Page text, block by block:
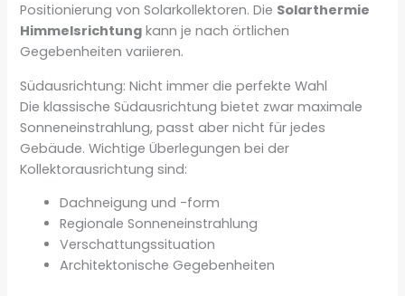
Positionierung von Solarkollektoren. Die Solarthermie
Himmelsrichtung kann je nach örtlichen
Gegebenheiten variieren.
Südausrichtung: Nicht immer die perfekte Wahl
Die klassische Südausrichtung bietet zwar maximale
Sonneneinstrahlung, passt aber nicht für jedes
Gebäude. Wichtige Überlegungen bei der
Kollektorausrichtung sind:
Dachneigung und -form
Regionale Sonneneinstrahlung
Verschattungssituation
Architektonische Gegebenheiten